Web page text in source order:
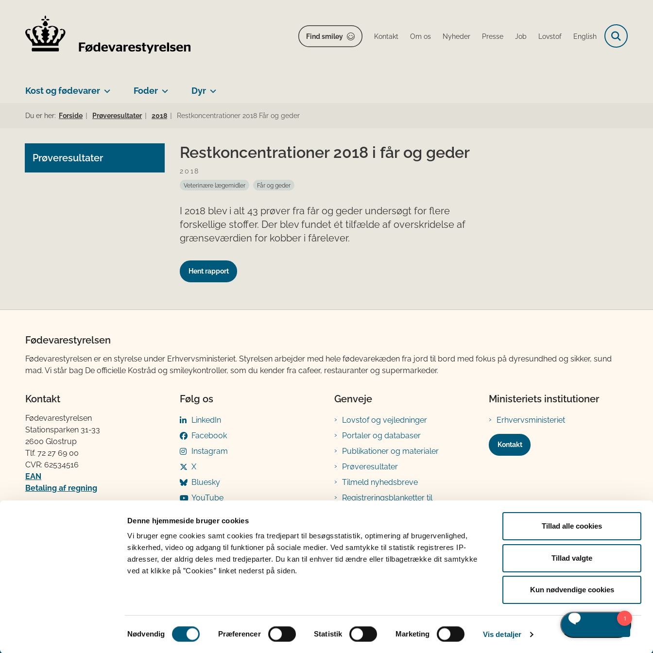
Denne hjemmeside bruger cookies
Vi bruger egne cookies samt cookies fra tredjepart til besøgsstatistik, optimering af brugervenlighed,
sikkerhed, video og adgang til funktioner på sociale medier. Ved samtykke til statistik registreres IP-
adresser, der aldrig deles med tredjeparter. Du kan til enhver tid ændre eller tilbagetrække dit samtykke
ved at klikke på ”Cookies” linket nederst på siden.
Samtykkevalg
Nødvendig Præferencer Statistik Marketing Vis detaljer
Tillad alle cookies
Tillad valgte
Kun nødvendige cookies
Find smiley Kontakt Om os Nyheder Presse Job Lovstof English
Kost og fødevarer Foder Dyr
Du er her: Forside Prøveresultater 2018 Restkoncentrationer 2018 Får og geder
Prøveresultater Restkoncentrationer 2018 i får og geder
2018
Veterinære lægemidler Får og geder
I 2018 blev i alt 43 prøver fra får og geder undersøgt for flere
forskellige stoffer. Der blev fundet ét tilfælde af overskridelse af
grænseværdien for kobber i fårelever.
Hent rapport
Fødevarestyrelsen
Fødevarestyrelsen er en styrelse under Erhvervsministeriet. Styrelsen arbejder med hele fødevarekæden fra jord til bord med fokus på dyresundhed og sikker, sund
mad. Vi står bag De officielle Kostråd og smileykontroller, som du kender fra cafeer, restauranter og supermarkeder.
Kontakt
Fødevarestyrelsen
Stationsparken 31-33
2600 Glostrup
Tlf. 72 2​​​7 69 00
CVR: 62534516
EAN
Betaling af regning
Følg os
LinkedIn
Facebook
Instagram
X
Bluesky
YouTube
Genveje
Lovstof og vejledninger
Portaler og databaser
Publikationer og materialer
Prøveresultater
Tilmeld nyhedsbreve
Registreringsblanketter til
Ministeriets institutioner
Erhvervsministeriet
Kontakt
Persondatabeskyttelse Tilgængelighedserklæring Klage